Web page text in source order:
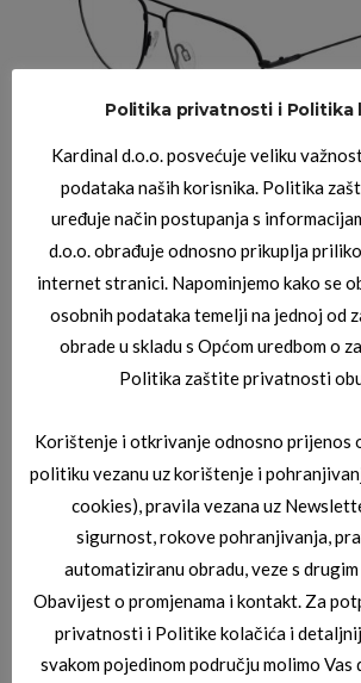
JOOP DIOPTRIJSKI OKVIRI
JOOP 08_3281_6500
JOOP DIOPTRIJSKI OKVIRI
JOOP 08_3287_6000
Politika privatnosti i Politika
Kardinal d.o.o. posvećuje veliku
podataka naših korisnika. Politika
uređuje način postupanja s
d.o.o. obrađuje odnosno prikuplja
internet stranici. Napominjemo kako se
osobnih podataka temelji na jednoj od
obrade u skladu s Općom uredbom o
Politika zaštite privatnosti
Korištenje i otkrivanje odnosno prijenos
politiku vezanu uz korištenje i
cookies), pravila vezana uz
sigurnost, rokove pohranjivanja,
automatiziranu obradu, veze s
Obavijest o promjenama i kontakt. Za
privatnosti i Politike kolačića i
svakom pojedinom području molimo